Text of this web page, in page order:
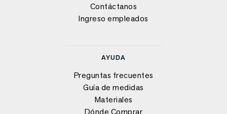
Contáctanos
Ingreso empleados
AYUDA
Preguntas frecuentes
Guía de medidas
Materiales
Dónde Comprar